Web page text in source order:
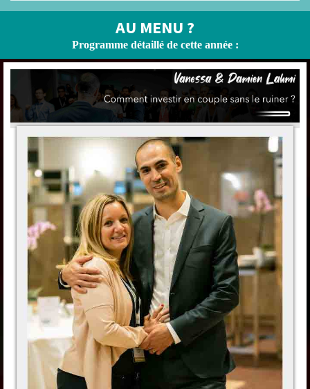
AU MENU ?
Programme détaillé de cette année :